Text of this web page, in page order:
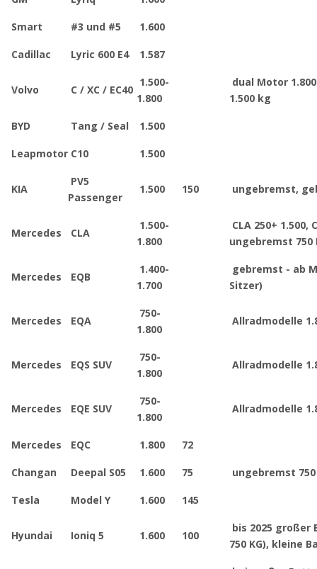
Smart #3 und #5 1.600
Cadillac Lyric 600 E4 1.587
Volvo C / XC / EC40
1.500-
1.800
dual Motor
1.500 kg
BYD Tang / Seal 1.500
Leapmotor C10 1.500
KIA
PV5
Passenger
1.500 150 ungebremst,
Mercedes CLA
1.500-
1.800
CLA 250+ 1.500,
ungebremst 750
Mercedes EQB
1.400-
1.700
gebremst - ab
Sitzer)
Mercedes EQA
750-
1.800
Allradmodelle
Mercedes EQS SUV
750-
1.800
Allradmodelle
Mercedes EQE SUV
750-
1.800
Allradmodelle
Mercedes EQC 1.800 72
Changan Deepal S05 1.600 75 ungebremst 750
Tesla Model Y 1.600 145
Hyundai Ioniq 5 1.600 100
bis 2025
750 KG), kleine